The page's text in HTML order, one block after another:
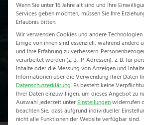
Khwai
Home-Botswana Reiseführer
Camp
Wenn Sie unter 16 Jahre alt sind und Ihre
Services geben möchten, müssen Sie Ihre
Erlaubnis bitten.
Wir verwenden Cookies und andere
Einige von ihnen sind essenziell, während andere
und Ihre Erfahrung zu verbessern.
verarbeitet werden (z. B. IP-Adressen), z. B. für
Inhalte oder die Messung von Anzeigen und
Informationen über die Verwendung Ihrer Daten
Datenschutzerklärung. Es besteht keine
Ihrer Daten einzuwilligen, um dieses Angebot zu
Auswahl jederzeit unterEinstellungenwiderrufen
beachten Sie, dass aufgrund individueller
nicht alle Funktionen der Website verfügbar sind.